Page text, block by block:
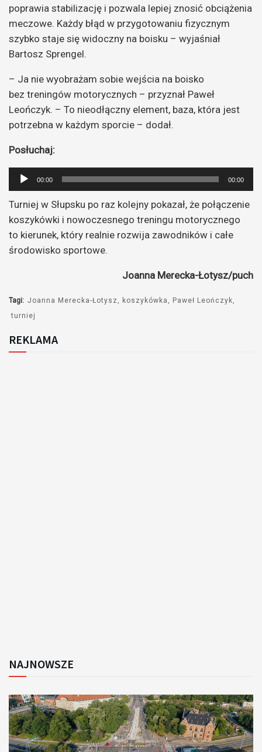
poprawia stabilizację i pozwala lepiej znosić obciążenia
meczowe. Każdy błąd w przygotowaniu fizycznym
szybko staje się widoczny na boisku – wyjaśniał
Bartosz Sprengel.
– Ja nie wyobrażam sobie wejścia na boisko
bez treningów motorycznych – przyznał Paweł
Leończyk. – To nieodłączny element, baza, która jest
potrzebna w każdym sporcie – dodał.
Posłuchaj:
Odtwarzacz
plików
dźwiękowych
00:00 00:00
Turniej w Słupsku po raz kolejny pokazał, że połączenie
koszykówki i nowoczesnego treningu motorycznego
to kierunek, który realnie rozwija zawodników i całe
środowisko sportowe.
Joanna Merecka-Łotysz/puch
Tagi: Joanna Merecka-Łotysz koszykówka
Paweł Leończyk
turniej
REKLAMA
NAJNOWSZE